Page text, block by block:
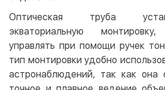
Оптическая труба
экваториальную
управлять при помощи ручек
тип монтировки удобно
астронаблюдений, так как она